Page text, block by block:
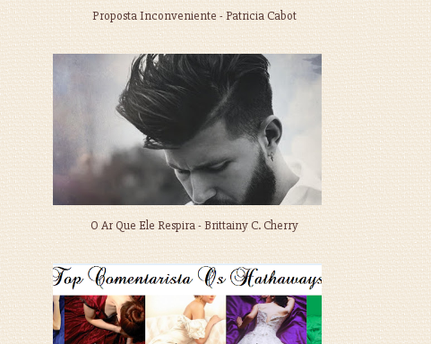
Proposta Inconveniente - Patricia Cabot
O Ar Que Ele Respira - Brittainy C. Cherry